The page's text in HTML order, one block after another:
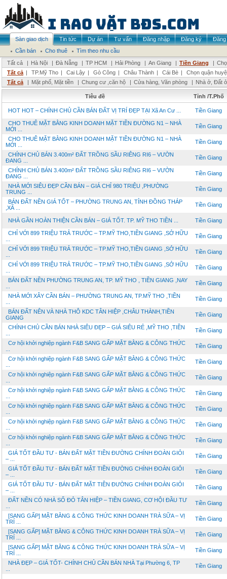
Sàn giao dịch Tin tức Dự án Tư vấn Đăng nhập Đăng ký
Đăng
Cần bán
Cho thuê
Tìm theo nhu cầu
Tất cả
| Hà Nội | Đà Nẵng | TP HCM | Hải Phòng | An Giang | Tiền Giang |
Tất cả | TP.Mỹ Tho | Cai Lậy | Gò Công | Châu Thành | Cái Bè |
Chọn quận
Tất cả
| Mặt phố, Mặt tiền | Chung cư ,căn hộ | Cửa hàng, Văn phòng | Nhà ở, Đất ở
Tiêu đề Tỉnh /T.Phố
HOT HOT – CHÍNH CHỦ CẦN BÁN ĐẤT VỊ TRÍ ĐẸP TẠI Xã An Cư ... Tiền Giang
CHO THUÊ MẶT BẰNG KINH DOANH MẶT TIỀN ĐƯỜNG N1 – NHÀ
MỚI ...
Tiền Giang
CHO THUÊ MẶT BẰNG KINH DOANH MẶT TIỀN ĐƯỜNG N1 – NHÀ
MỚI ...
Tiền Giang
CHÍNH CHỦ BÁN 3.400m² ĐẤT TRỒNG SẦU RIÊNG RI6 – VƯỜN
ĐANG ...
Tiền Giang
CHÍNH CHỦ BÁN 3.400m² ĐẤT TRỒNG SẦU RIÊNG RI6 – VƯỜN
ĐANG ...
Tiền Giang
NHÀ MỚI SIÊU ĐẸP CẦN BÁN – GIÁ CHỈ 980 TRIỆU ,PHƯỜNG
TRUNG ...
Tiền Giang
BÁN ĐẤT NỀN GIÁ TỐT – PHƯỜNG TRUNG AN, TỈNH ĐỒNG THÁP
,XÃ ...
Tiền Giang
NHÀ GẦN HOÀN THIỆN CẦN BÁN – GIÁ TỐT. TP. MỸ THO TIỀN ... Tiền Giang
CHỈ VỚI 899 TRIỆU TRẢ TRƯỚC – TP.MỸ THO,TIỀN GIANG ,SỞ HỮU
Tiền Giang
CHỈ VỚI 899 TRIỆU TRẢ TRƯỚC – TP.MỸ THO,TIỀN GIANG ,SỞ HỮU
Tiền Giang
CHỈ VỚI 899 TRIỆU TRẢ TRƯỚC – TP.MỸ THO,TIỀN GIANG ,SỞ HỮU
Tiền Giang
BÁN ĐẤT NỀN PHƯỜNG TRUNG AN, TP. MỸ THO , TIỀN GIANG ,NAY
Tiền Giang
NHÀ MỚI XÂY CẦN BÁN – PHƯỜNG TRUNG AN, TP.MỸ THO ,TIỀN
Tiền Giang
BÁN ĐẤT NÊN VÀ NHÀ THÔ KDC TÂN HIỆP ,CHÂU THÀNH,TIỀN
GIANG
Tiền Giang
CHÍNH CHỦ CẦN BÁN NHÀ SIÊU ĐẸP – GIÁ SIÊU RẺ ,MỸ THO ,TIỀN
Tiền Giang
Cơ hội khởi nghiệp ngành F&B SANG GẤP MẶT BẰNG & CÔNG THỨC
Tiền Giang
Cơ hội khởi nghiệp ngành F&B SANG GẤP MẶT BẰNG & CÔNG THỨC
Tiền Giang
Cơ hội khởi nghiệp ngành F&B SANG GẤP MẶT BẰNG & CÔNG THỨC
Tiền Giang
Cơ hội khởi nghiệp ngành F&B SANG GẤP MẶT BẰNG & CÔNG THỨC
Tiền Giang
Cơ hội khởi nghiệp ngành F&B SANG GẤP MẶT BẰNG & CÔNG THỨC
Tiền Giang
Cơ hội khởi nghiệp ngành F&B SANG GẤP MẶT BẰNG & CÔNG THỨC
Tiền Giang
Cơ hội khởi nghiệp ngành F&B SANG GẤP MẶT BẰNG & CÔNG THỨC
Tiền Giang
GIÁ TỐT ĐẦU TƯ - BÁN ĐẤT MẶT TIỀN ĐƯỜNG CHÍNH ĐOÀN GIỎI
– ...
Tiền Giang
GIÁ TỐT ĐẦU TƯ - BÁN ĐẤT MẶT TIỀN ĐƯỜNG CHÍNH ĐOÀN GIỎI
– ...
Tiền Giang
GIÁ TỐT ĐẦU TƯ - BÁN ĐẤT MẶT TIỀN ĐƯỜNG CHÍNH ĐOÀN GIỎI
– ...
Tiền Giang
ĐẤT NỀN CÓ NHÀ SỔ ĐỎ TÂN HIỆP – TIỀN GIANG, CƠ HỘI ĐẦU TƯ
Tiền Giang
[SANG GẤP] MẶT BẰNG & CÔNG THỨC KINH DOANH TRÀ SỮA – VỊ
TRÍ ...
Tiền Giang
[SANG GẤP] MẶT BẰNG & CÔNG THỨC KINH DOANH TRÀ SỮA – VỊ
TRÍ ...
Tiền Giang
[SANG GẤP] MẶT BẰNG & CÔNG THỨC KINH DOANH TRÀ SỮA – VỊ
TRÍ ...
Tiền Giang
NHÀ ĐẸP – GIÁ TỐT- CHÍNH CHỦ CẦN BÁN NHÀ Tại Phường 6, TP
Tiền Giang